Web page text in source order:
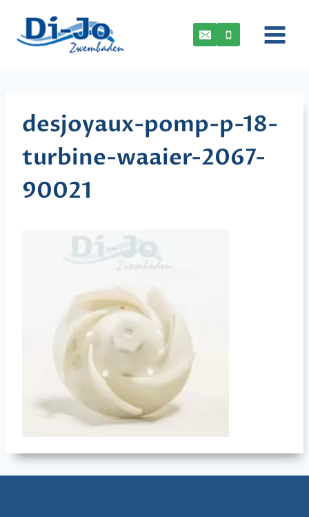
inhoud
desjoyaux-pomp-p-18-
turbine-waaier-2067-
90021